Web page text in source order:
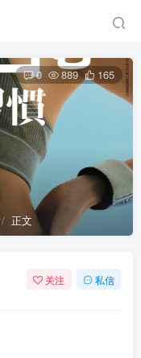
正文
0 889 165
关注 私信